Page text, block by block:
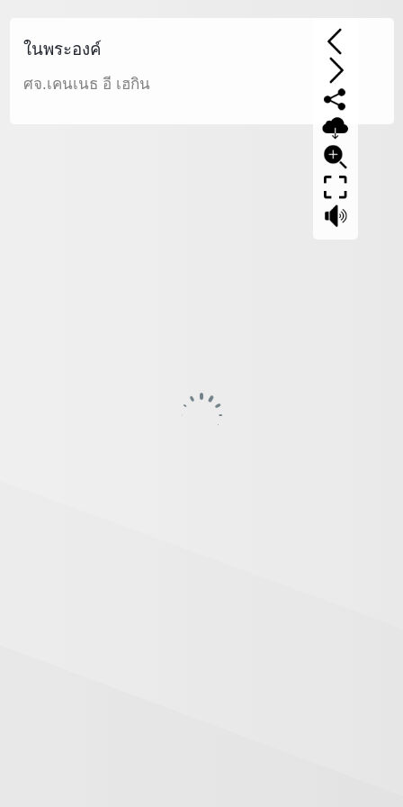
ในพระองค์
ศจ.เคนเนธ อี เฮกิน